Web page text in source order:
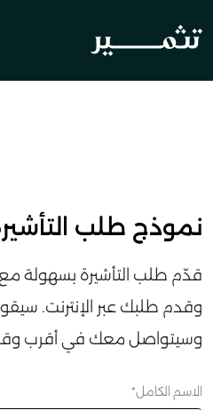
نموذج طلب
قدّم طلب التأشيرة بسهولة مع
وقدم طلبك عبر الإنترنت.
وسيتواصل معك في أقرب
الاسم الكامل*